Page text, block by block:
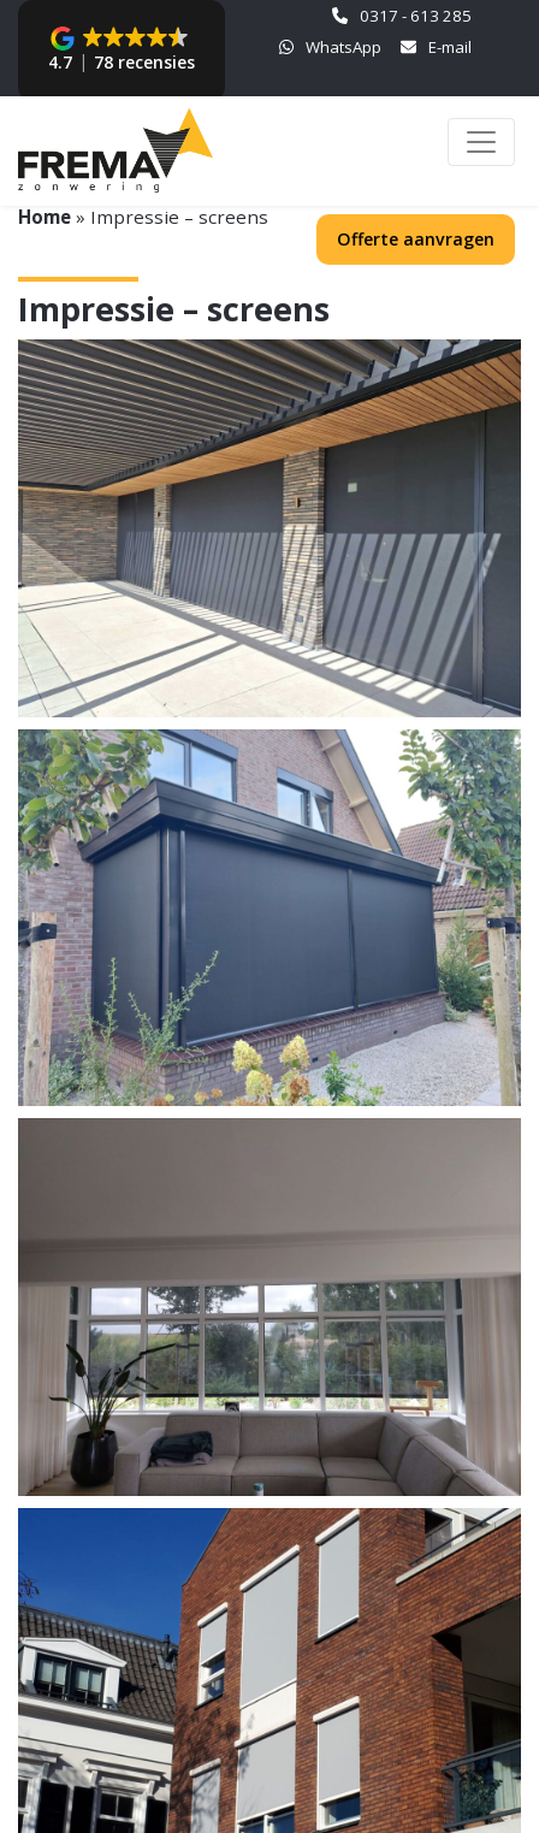
4.7 78 recensies
0317 - 613 285
WhatsApp
E-mail
Offerte aanvragen
Home » Impressie – screens
Impressie – screens